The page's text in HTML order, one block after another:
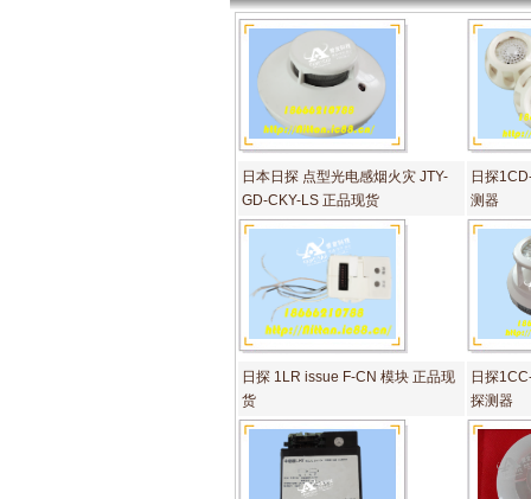
日本日探 点型光电感烟火灾 JTY-
GD-CKY-LS 正品现货
日探
测器
日探 1LR issue F-CN 模块 正品现
货
日探
探测器